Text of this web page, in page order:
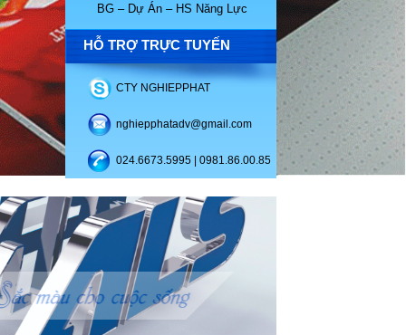
BG – Dự Án – HS Năng Lực
HỖ TRỢ TRỰC TUYẾN
CTY NGHIEPPHAT
nghiepphatadv@gmail.com
024.6673.5995 | 0981.86.00.85